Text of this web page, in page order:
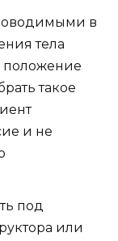
в
тела
положение
такое
и не
под
или